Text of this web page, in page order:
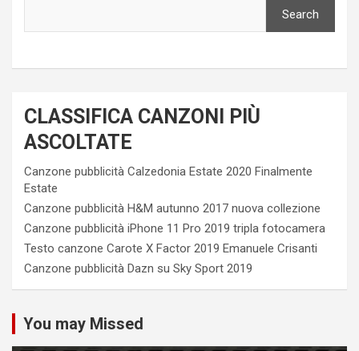
Search
CLASSIFICA CANZONI PIÙ
ASCOLTATE
Canzone pubblicità Calzedonia Estate 2020 Finalmente
Estate
Canzone pubblicità H&M autunno 2017 nuova collezione
Canzone pubblicità iPhone 11 Pro 2019 tripla fotocamera
Testo canzone Carote X Factor 2019 Emanuele Crisanti
Canzone pubblicità Dazn su Sky Sport 2019
You may Missed